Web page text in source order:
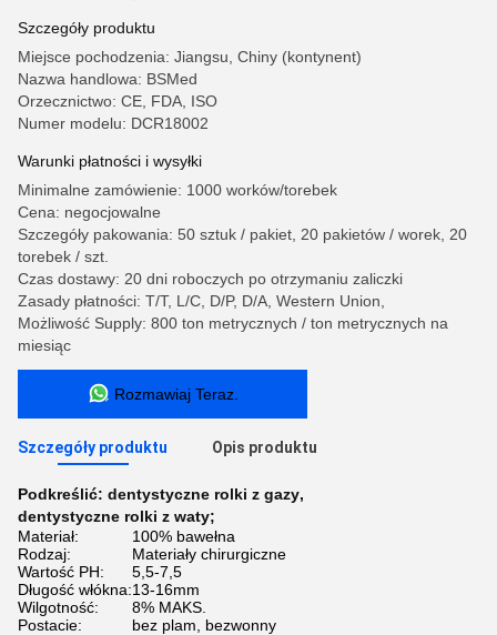
Szczegóły produktu
Miejsce pochodzenia: Jiangsu, Chiny (kontynent)
Nazwa handlowa: BSMed
Orzecznictwo: CE, FDA, ISO
Numer modelu: DCR18002
Warunki płatności i wysyłki
Minimalne zamówienie: 1000 worków/torebek
Cena: negocjowalne
Szczegóły pakowania: 50 sztuk / pakiet, 20 pakietów / worek, 20
torebek / szt.
Czas dostawy: 20 dni roboczych po otrzymaniu zaliczki
Zasady płatności: T/T, L/C, D/P, D/A, Western Union,
Możliwość Supply: 800 ton metrycznych / ton metrycznych na
miesiąc
Rozmawiaj Teraz.
Szczegóły produktu Opis produktu
Podkreślić: dentystyczne rolki z gazy,
dentystyczne rolki z waty;
Materiał:
100% bawełna
Rodzaj:
Materiały chirurgiczne
Wartość PH:
5,5-7,5
Długość włókna:13-16mm
Wilgotność:
8% MAKS.
Postacie:
bez plam, bezwonny